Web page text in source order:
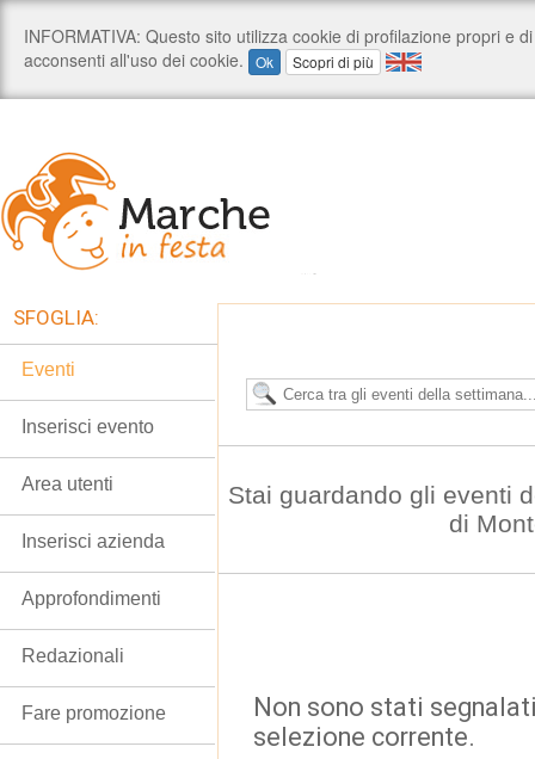
Stai guardando gli eventi
di
Non sono stati
selezione corrente.
SFOGLIA:
Eventi
Inserisci evento
Area utenti
Inserisci azienda
Approfondimenti
Redazionali
Fare promozione